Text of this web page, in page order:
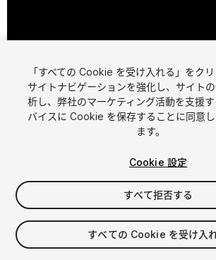
1/ 19
$4.99
消費税は決済時に計算されます
「すべての Cookie を受け入れる」をクリ
サイトナビゲーションを強化し、サイト
析し、弊社のマーケティング活動を支援
バイスに Cookie を保存することに同意
ます。
Cookie 設定
すべて拒否する
すべての Cookie を受け入